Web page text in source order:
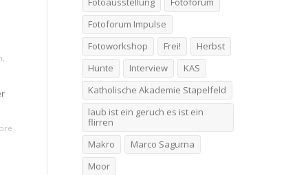
,
Fotoforum Impulse
Fotoworkshop
Frei!
Herbst
Hunte
Interview
KAS
Katholische Akademie Stapelfeld
laub ist ein geruch es ist ein
flirren
Makro
Marco Sagurna
Moor